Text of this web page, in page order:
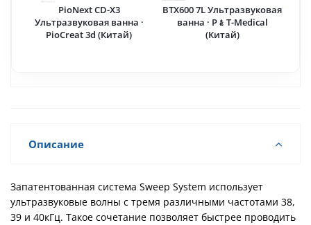
PioNext CD-X3
Ультразвуковая ванна ·
PioCreat 3d (Китай)
BTX600 7L Ультразвуковая
ванна · P﹠T-Medical
(Китай)
Описание
Запатентованная система Sweep System использует
ультразвуковые волны с тремя различными частотами 38,
39 и 40кГц. Такое сочетание позволяет быстрее проводить